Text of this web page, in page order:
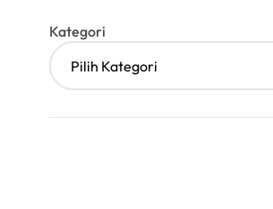
Kategori